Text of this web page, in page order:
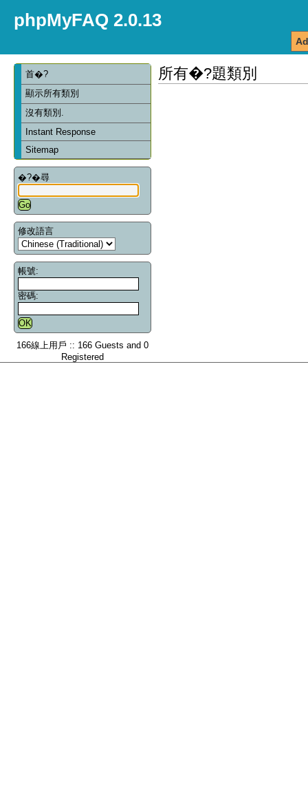
phpMyFAQ 2.0.13
首�?
顯示所有類別
沒有類別.
Instant Response
Sitemap
�?�尋
修改語言
帳號:
密碼:
166線上用戶 :: 166 Guests and 0
Registered
所有�?題類別